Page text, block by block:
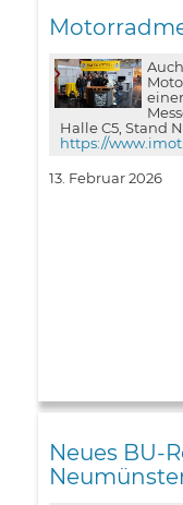
Halle C5, Stand
https://
13. Februar 2026
Neues BU-